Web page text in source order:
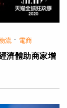
流 · 電商
濟體助商家增